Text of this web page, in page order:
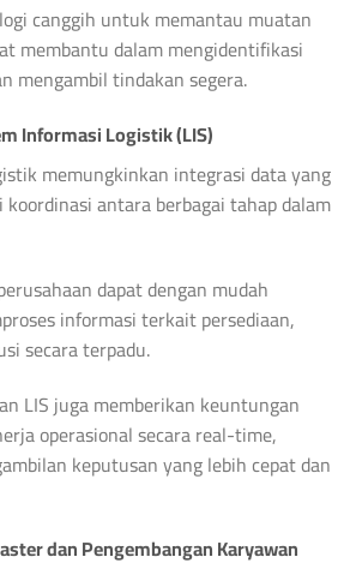
canggih untuk memantau muatan
membantu dalam mengidentifikasi
mengambil tindakan segera.
Informasi Logistik (LIS)
memungkinkan integrasi data yang
antara berbagai tahap dalam
dapat dengan mudah
informasi terkait persediaan,
secara terpadu.
LIS juga memberikan keuntungan
operasional secara real-time,
keputusan yang lebih cepat dan
dan Pengembangan Karyawan